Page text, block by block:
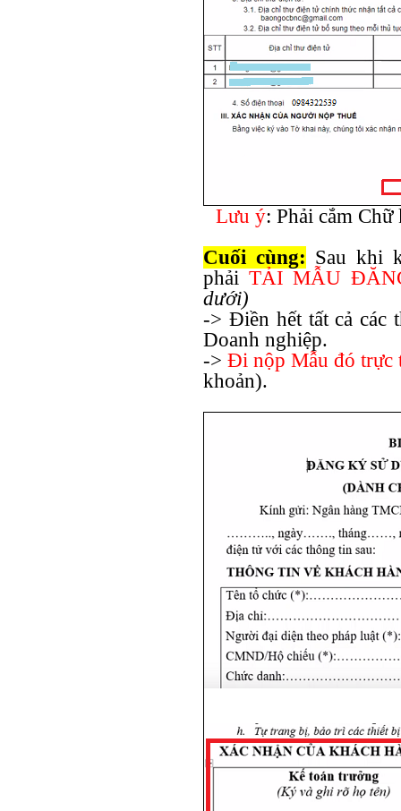
Lưu ý: Phải cắm
Cuối cùng: Sau khi
phải TẢI MẪU
dưới)
-> Điền hết tất cả các
Doanh nghiệp.
->Đi nộp Mẫu đó trực
khoản).